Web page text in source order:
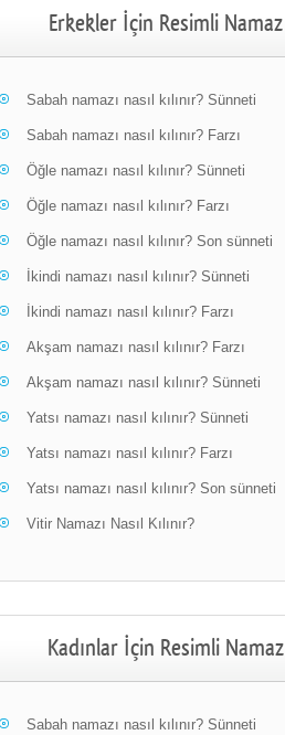
Erkekler İçin Resimli Namaz
Sabah namazı nasıl kılınır? Sünneti
Sabah namazı nasıl kılınır? Farzı
Öğle namazı nasıl kılınır? Sünneti
Öğle namazı nasıl kılınır? Farzı
Öğle namazı nasıl kılınır? Son sünneti
İkindi namazı nasıl kılınır? Sünneti
İkindi namazı nasıl kılınır? Farzı
Akşam namazı nasıl kılınır? Farzı
Akşam namazı nasıl kılınır? Sünneti
Yatsı namazı nasıl kılınır? Sünneti
Yatsı namazı nasıl kılınır? Farzı
Yatsı namazı nasıl kılınır? Son sünneti
Vitir Namazı Nasıl Kılınır?
Kadınlar İçin Resimli Namaz
Sabah namazı nasıl kılınır? Sünneti